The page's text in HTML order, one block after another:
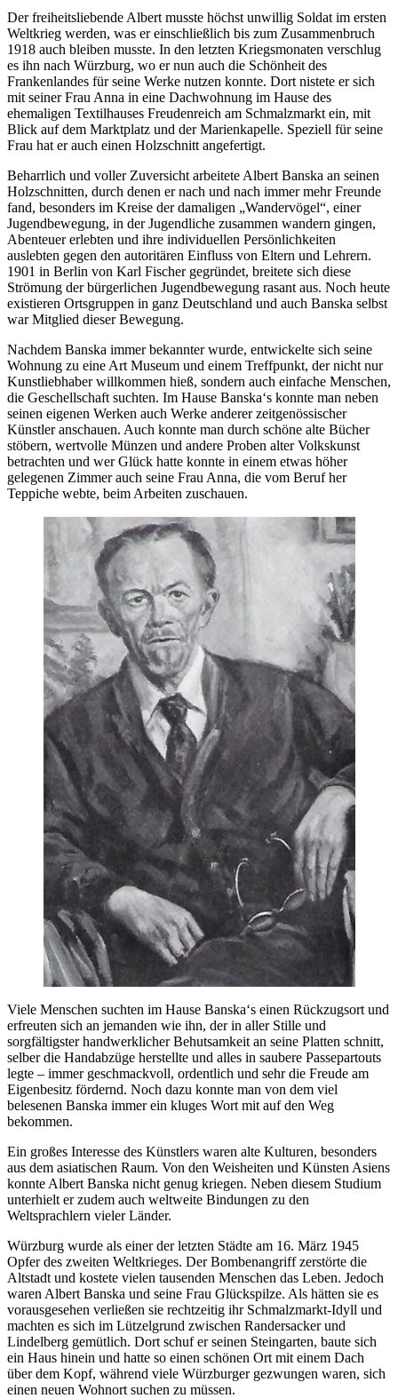
Der freiheitsliebende Albert musste höchst unwillig Soldat im ersten
Weltkrieg werden, was er einschließlich bis zum Zusammenbruch
1918 auch bleiben musste. In den letzten Kriegsmonaten verschlug
es ihn nach Würzburg, wo er nun auch die Schönheit des
Frankenlandes für seine Werke nutzen konnte. Dort nistete er sich
mit seiner Frau Anna in eine Dachwohnung im Hause des
ehemaligen Textilhauses Freudenreich am Schmalzmarkt ein, mit
Blick auf dem Marktplatz und der Marienkapelle. Speziell für seine
Frau hat er auch einen Holzschnitt angefertigt.
Beharrlich und voller Zuversicht arbeitete Albert Banska an seinen
Holzschnitten, durch denen er nach und nach immer mehr Freunde
fand, besonders im Kreise der damaligen „Wandervögel“, einer
Jugendbewegung, in der Jugendliche zusammen wandern gingen,
Abenteuer erlebten und ihre individuellen Persönlichkeiten
auslebten gegen den autoritären Einfluss von Eltern und Lehrern.
1901 in Berlin von Karl Fischer gegründet, breitete sich diese
Strömung der bürgerlichen Jugendbewegung rasant aus. Noch heute
existieren Ortsgruppen in ganz Deutschland und auch Banska selbst
war Mitglied dieser Bewegung.
Nachdem Banska immer bekannter wurde, entwickelte sich seine
Wohnung zu eine Art Museum und einem Treffpunkt, der nicht nur
Kunstliebhaber willkommen hieß, sondern auch einfache Menschen,
die Geschellschaft suchten. Im Hause Banska‘s konnte man neben
seinen eigenen Werken auch Werke anderer zeitgenössischer
Künstler anschauen. Auch konnte man durch schöne alte Bücher
stöbern, wertvolle Münzen und andere Proben alter Volkskunst
betrachten und wer Glück hatte konnte in einem etwas höher
gelegenen Zimmer auch seine Frau Anna, die vom Beruf her
Teppiche webte, beim Arbeiten zuschauen.
Viele Menschen suchten im Hause Banska‘s einen Rückzugsort und
erfreuten sich an jemanden wie ihn, der in aller Stille und
sorgfältigster handwerklicher Behutsamkeit an seine Platten schnitt,
selber die Handabzüge herstellte und alles in saubere Passepartouts
legte – immer geschmackvoll, ordentlich und sehr die Freude am
Eigenbesitz fördernd. Noch dazu konnte man von dem viel
belesenen Banska immer ein kluges Wort mit auf den Weg
bekommen.
Ein großes Interesse des Künstlers waren alte Kulturen, besonders
aus dem asiatischen Raum. Von den Weisheiten und Künsten Asiens
konnte Albert Banska nicht genug kriegen. Neben diesem Studium
unterhielt er zudem auch weltweite Bindungen zu den
Weltsprachlern vieler Länder.
Würzburg wurde als einer der letzten Städte am 16. März 1945
Opfer des zweiten Weltkrieges. Der Bombenangriff zerstörte die
Altstadt und kostete vielen tausenden Menschen das Leben. Jedoch
waren Albert Banska und seine Frau Glückspilze. Als hätten sie es
vorausgesehen verließen sie rechtzeitig ihr Schmalzmarkt-Idyll und
machten es sich im Lützelgrund zwischen Randersacker und
Lindelberg gemütlich. Dort schuf er seinen Steingarten, baute sich
ein Haus hinein und hatte so einen schönen Ort mit einem Dach
über dem Kopf, während viele Würzburger gezwungen waren, sich
einen neuen Wohnort suchen zu müssen.